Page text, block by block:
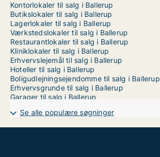
Kontorlokaler til salg i Ballerup
Butikslokaler til salg i Ballerup
Lagerlokaler til salg i Ballerup
Værkstedslokaler til salg i Ballerup
Restaurantlokaler til salg i Ballerup
Kliniklokaler til salg i Ballerup
Erhvervslejemål til salg i Ballerup
Hoteller til salg i Ballerup
Boligudlejningsejendomme til salg i Ballerup
Erhvervsgrunde til salg i Ballerup
Garager til salg i Ballerup
Se alle populære søgninger